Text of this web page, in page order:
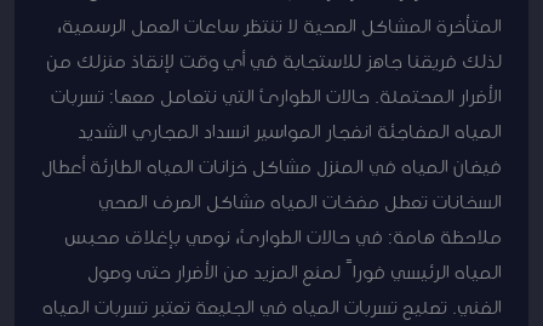
المتأخرة المشاكل الصحية لا تنتظر ساعات العمل الرسمية،
لذلك فريقنا جاهز للاستجابة في أي وقت لإنقاذ منزلك من
الأضرار المحتملة. حالات الطوارئ التي نتعامل معها: تسربات
المياه المفاجئة انفجار المواسير انسداد المجاري الشديد
فيضان المياه في المنزل مشاكل خزانات المياه الطارئة أعطال
السخانات تعطل مضخات المياه مشاكل الصرف الصحي
ملاحظة هامة: في حالات الطوارئ، نوصي بإغلاق محبس
المياه الرئيسي فوراً لمنع المزيد من الأضرار حتى وصول
الفني. تصليح تسربات المياه في الجليعة تعتبر تسربات المياه